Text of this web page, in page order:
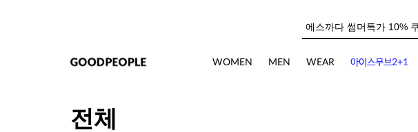
WOMEN MEN WEAR 아이스무브2+1
전체